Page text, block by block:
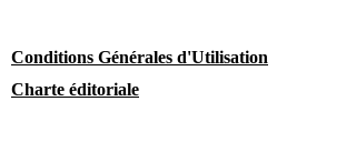
Conditions Générales d'Utilisation
Charte éditoriale